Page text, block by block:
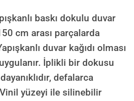
baskı dokulu duvar
cm arası parçalarda
duvar kağıdı olması
İplikli bir dokusu
defalarca
yüzeyi ile silinebilir